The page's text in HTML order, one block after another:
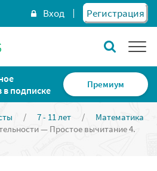
Вход Регистрация
в подписке
Премиум
/ 7 - 11 лет /
Математика
— Простое вычитание 4.